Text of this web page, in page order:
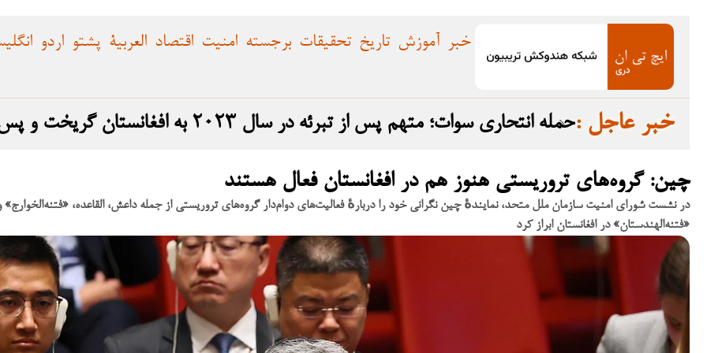
اقتصاد امنیت برجسته تحقیقات تاریخ آموزش خبر اردو پشتو العربية
حمله انتحاری سوات؛ متهم پس از تبرئه در سال ۲۰۲۳ به افغانستان گریخت و پس از بازگشت، حمله را انجام داد گرفت
: خبر عاجل
چین: گروه‌های تروریستی هنوز هم در افغانستان فعال هستند
در نشست شورای امنیت سازمان ملل متحد، نمایندهٔ چین نگرانی خود را دربارهٔ فعالیت‌های دوام‌دار گروه‌های تروریستی از جمله داعش، القاعده، «فتنه‌الخوارج»
«فتنه‌الهندستان» در افغانستان ابراز کرد